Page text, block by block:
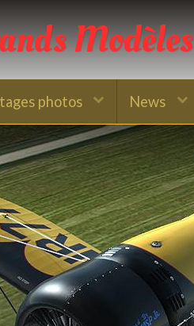
Modèles
photos News